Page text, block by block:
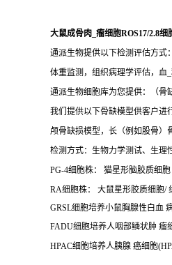
大鼠成骨肉_瘤细胞ROS17/2.8细
通派生物提供以下检测评估方式：
体重监测，组织病理学评估，血
通派生物细胞库为您提供：（骨
我们提供以下骨缺模型供客户进
颅骨缺损模型，长（例如股骨）
检测方式：生物力学测试、生理
PG-4细胞株： 猫星形脑胶质细
RA细胞株： 大鼠星形胶质细胞/
GRSL细胞培养小鼠胸腺性白血
FADU细胞培养人咽部鳞状肿 瘤
HPAC细胞培养人胰腺 癌细胞